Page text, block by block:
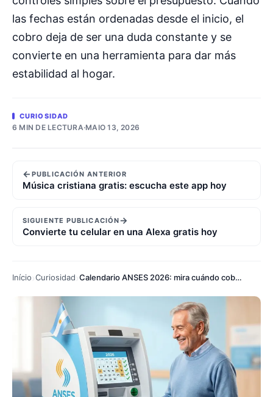
las fechas están ordenadas desde el inicio, el
cobro deja de ser una duda constante y se
convierte en una herramienta para dar más
estabilidad al hogar.
CURIOSIDAD
6 MIN DE LECTURA·MAIO 13, 2026
←PUBLICACIÓN ANTERIOR
Música cristiana gratis: escucha este app hoy
SIGUIENTE PUBLICACIÓN→
Convierte tu celular en una Alexa gratis hoy
Início Curiosidad Calendario ANSES 2026: mira cuándo cobras hoy